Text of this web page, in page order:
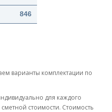
846
варианты комплектации по
для каждого
стоимости. Стоимость